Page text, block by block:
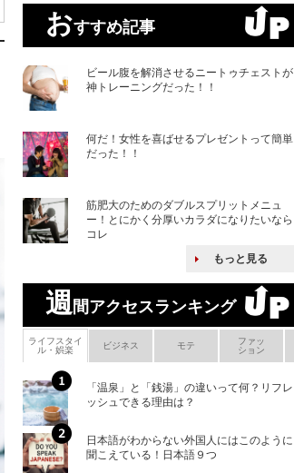
おすすめ記事
ビール腹を解消させるニートゥチェストが
神トレーニングだった！！
何だ！女性を喜ばせるプレゼントって簡単
だった！！
筋肥大のためのダブルスプリットメニュ
ー！とにかく分厚いカラダになりたいなら
コレ
もっと見る
週間アクセスランキング
ライフスタイ
ル・娯楽
ビジネス モテ
ファッ
ション
「温泉」と「銭湯」の違いって何？リフレ
ッシュできる理由は？
日本語がわからない外国人にはこのように
聞こえている！日本語９つ